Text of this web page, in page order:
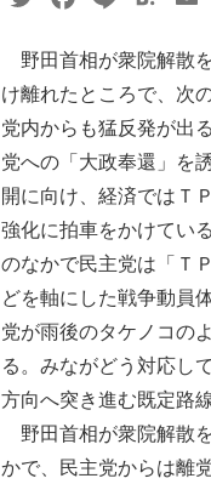
野田首相が衆院解散
け離れたところで、次
党内からも猛反発が出
党への「大政奉還」を
開に向け、経済ではＴ
強化に拍車をかけてい
のなかで民主党は「Ｔ
どを軸にした戦争動員
党が雨後のタケノコの
る。みながどう対応し
方向へ突き進む既定路
野田首相が衆院解散
かで、民主党からは離